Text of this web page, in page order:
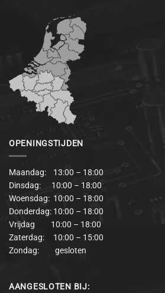
OPENINGSTIJDEN
Maandag: 13:00 – 18:00
Dinsdag: 10:00 – 18:00
Woensdag: 10:00 – 18:00
Donderdag: 10:00 – 18:00
Vrijdag 10:00 – 18:00
Zaterdag: 10:00 – 15:00
Zondag: gesloten
AANGESLOTEN BIJ: